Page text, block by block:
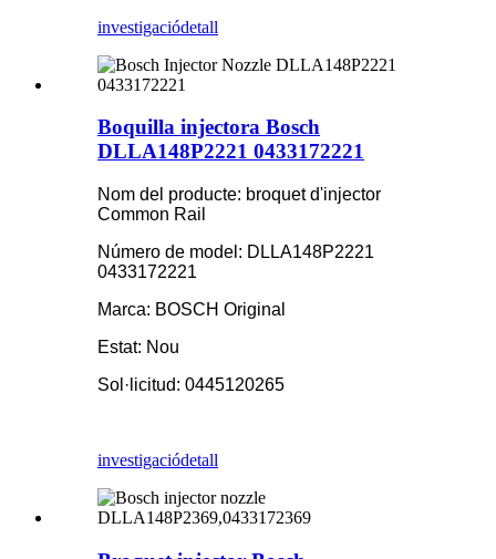
investigaciódetall
Boquilla injectora Bosch
DLLA148P2221 0433172221
Nom del producte: broquet d'injector
Common Rail
Número de model: DLLA148P2221
0433172221
Marca: BOSCH Original
Estat: Nou
Sol·licitud: 0445120265
investigaciódetall